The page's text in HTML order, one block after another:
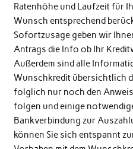
Ratenhöhe und Laufzeit für
Wunsch entsprechend
Sofortzusage geben wir
Antrags die Info ob Ihr
Außerdem sind alle
Wunschkredit übersichtlich
folglich nur noch den
folgen und einige
Bankverbindung zur
können Sie sich entspannt